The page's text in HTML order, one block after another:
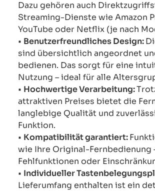
Dazu gehören auch
Streaming-Dienste wie Amazon
YouTube oder Netflix (je nach
• Benutzerfreundliches Design:
sind übersichtlich angeordnet
bedienen. Das sorgt für eine
Nutzung – ideal für alle
• Hochwertige Verarbeitung:
attraktiven Preises bietet die
langlebige Qualität und
Funktion.
• Kompatibilität garantiert:
wie Ihre Original-Fernbedienung
Fehlfunktionen oder
• Individueller
Lieferumfang enthalten ist ein